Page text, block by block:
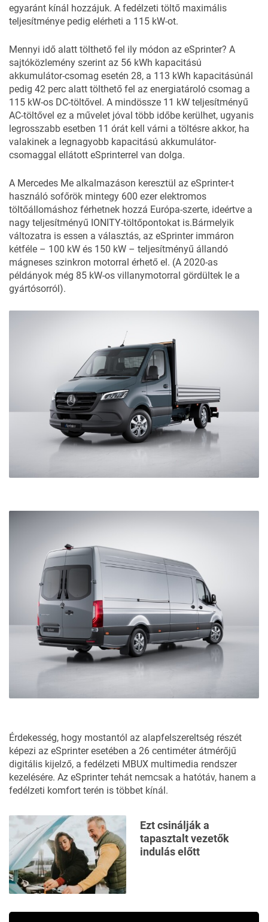
egyaránt kínál hozzájuk. A fedélzeti töltő maximális
teljesítménye pedig elérheti a 115 kW-ot.
Mennyi idő alatt tölthető fel ily módon az eSprinter? A
sajtóközlemény szerint az 56 kWh kapacitású
akkumulátor-csomag esetén 28, a 113 kWh kapacitásúnál
pedig 42 perc alatt tölthető fel az energiatároló csomag a
115 kW-os DC-töltővel. A mindössze 11 kW teljesítményű
AC-töltővel ez a művelet jóval több időbe kerülhet, ugyanis
legrosszabb esetben 11 órát kell várni a töltésre akkor, ha
valakinek a legnagyobb kapacitású akkumulátor-
csomaggal ellátott eSprinterrel van dolga.
A Mercedes Me alkalmazáson keresztül az eSprinter-t
használó sofőrök mintegy 600 ezer elektromos
töltőállomáshoz férhetnek hozzá Európa-szerte, ideértve a
nagy teljesítményű IONITY-töltőpontokat is.Bármelyik
változatra is essen a választás, az eSprinter immáron
kétféle – 100 kW és 150 kW – teljesítményű állandó
mágneses szinkron motorral érhető el. (A 2020-as
példányok még 85 kW-os villanymotorral gördültek le a
gyártósorról).
Érdekesség, hogy mostantól az alapfelszereltség részét
képezi az eSprinter esetében a 26 centiméter átmérőjű
digitális kijelző, a fedélzeti MBUX multimedia rendszer
kezelésére. Az eSprinter tehát nemcsak a hatótáv, hanem a
fedélzeti komfort terén is többet kínál.
Ezt csinálják a
tapasztalt vezetők
indulás előtt